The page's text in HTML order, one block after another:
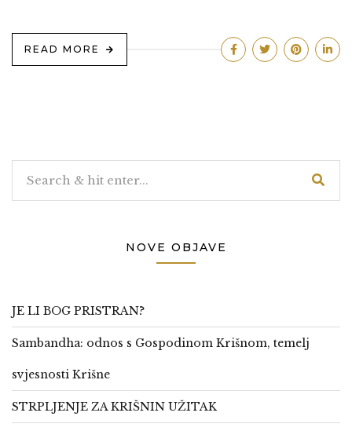
READ MORE
NOVE OBJAVE
JE LI BOG PRISTRAN?
Sambandha: odnos s Gospodinom Krišnom, temelj
svjesnosti Krišne
STRPLJENJE ZA KRIŠNIN UŽITAK